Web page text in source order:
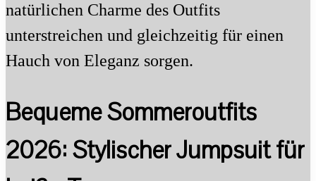
natürlichen Charme des Outfits
unterstreichen und gleichzeitig für einen
Hauch von Eleganz sorgen.
Bequeme Sommeroutfits
2026: Stylischer Jumpsuit für